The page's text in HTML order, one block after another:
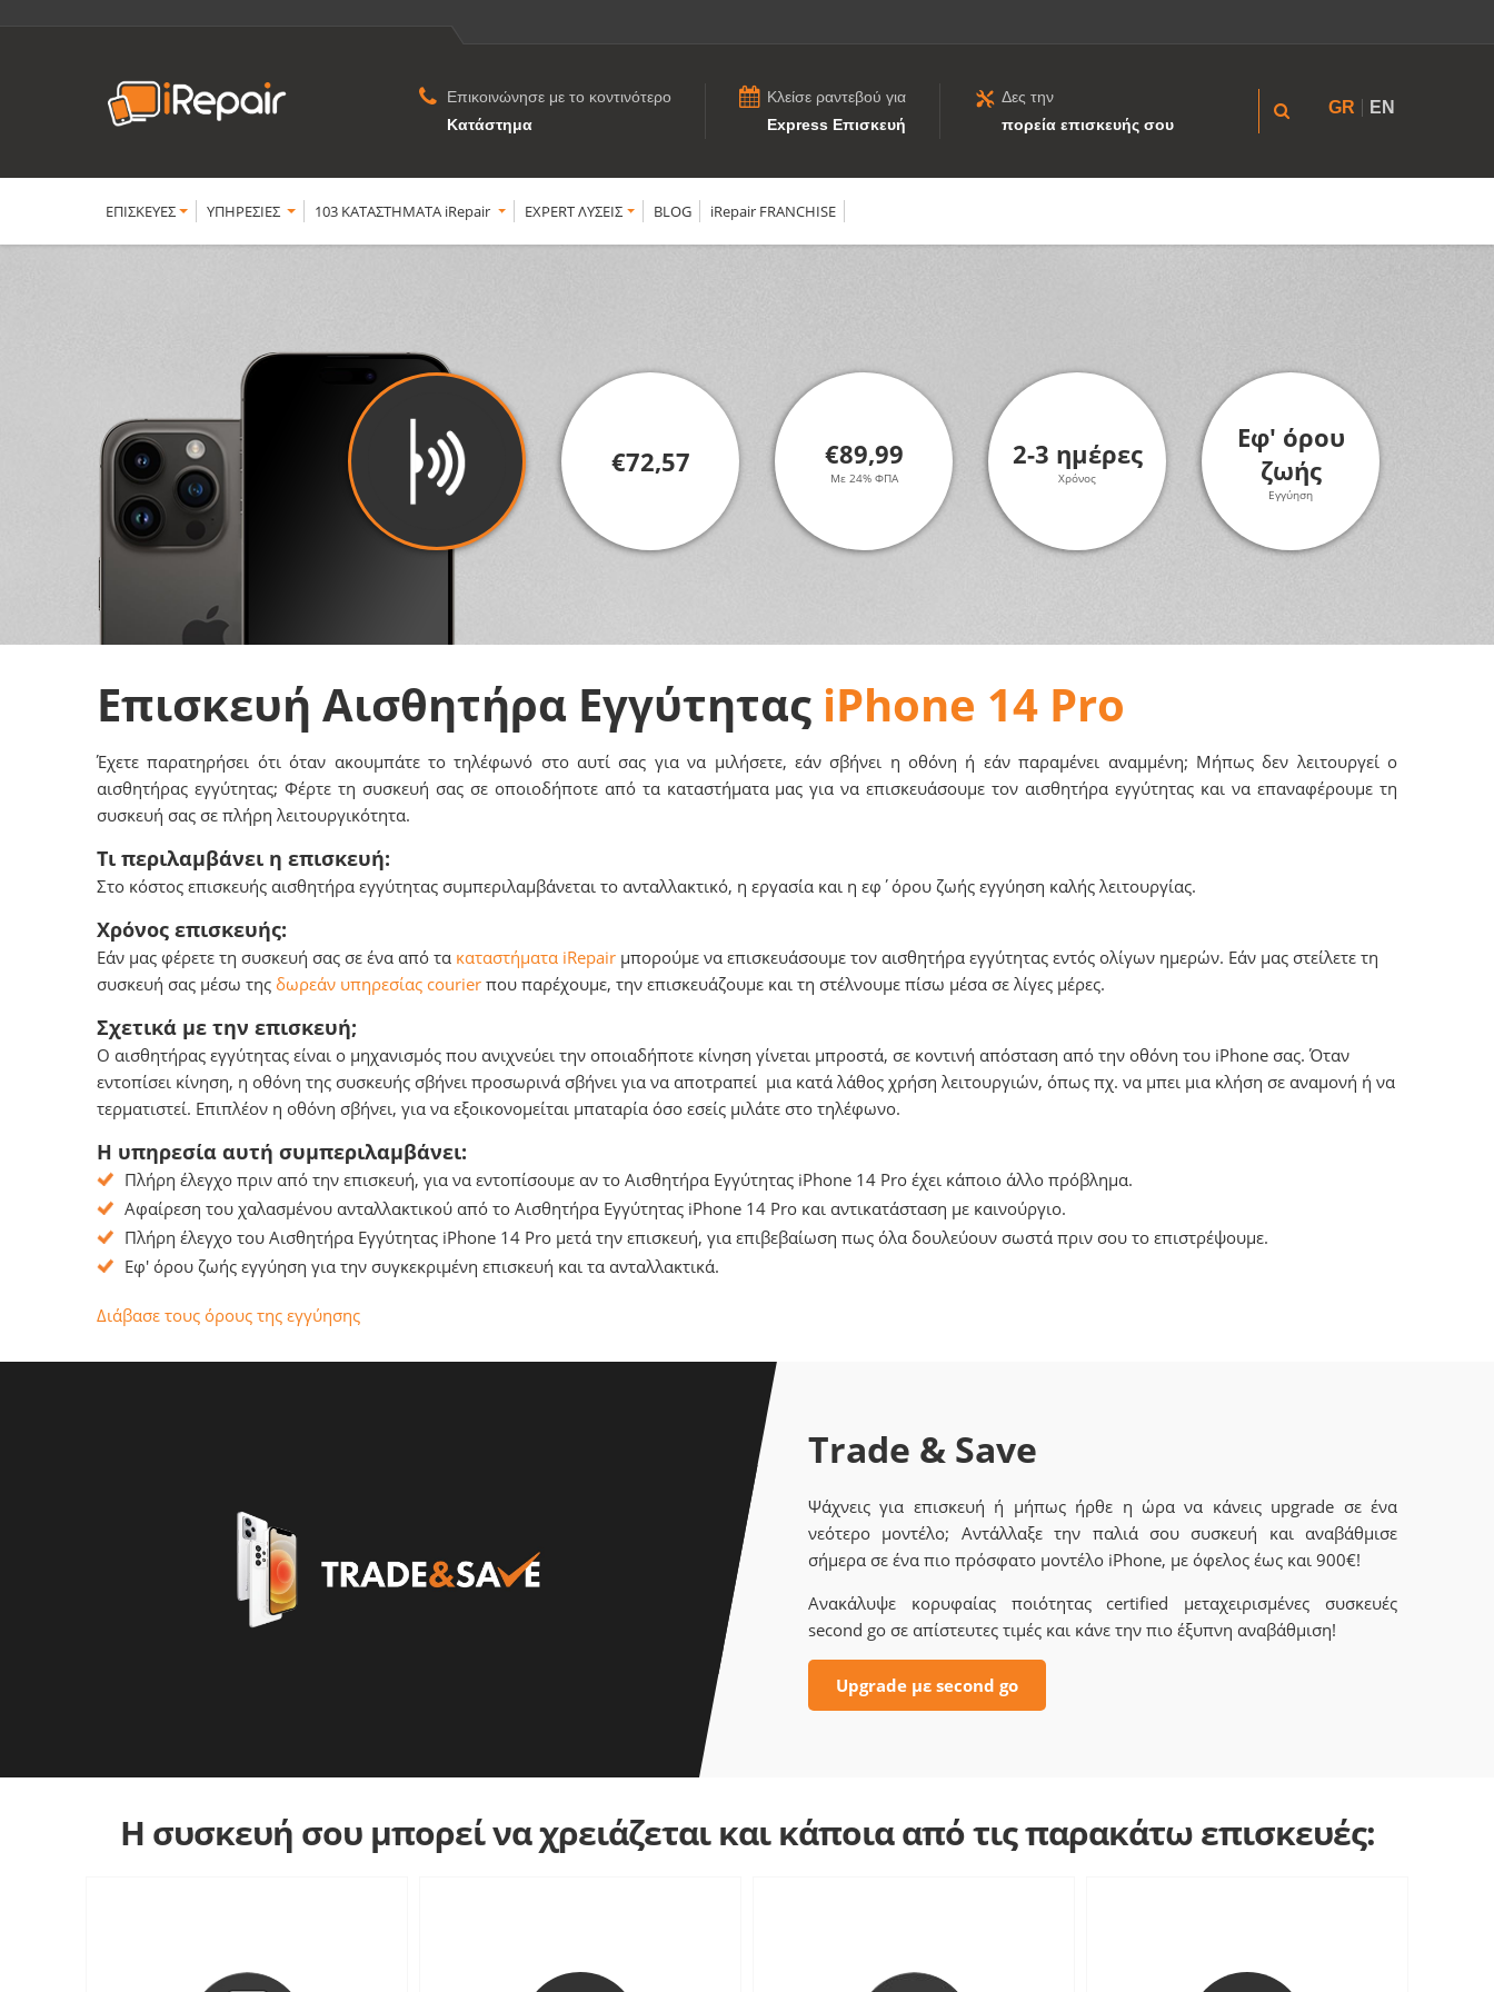
Επικοινώνησε με το κοντινότερο
Κατάστημα
Κλείσε ραντεβού για
Express Επισκευή
Δες την
πορεία επισκευής σου
GR EN
ΕΠΙΣΚΕΥΕΣ YΠΗΡΕΣΙΕΣ 103 ΚΑΤΑΣΤΗΜΑΤΑ iRepair EXPERT ΛΥΣΕΙΣ BLOG iRepair FRANCHISE
€72,57 €89,99
Με 24% ΦΠΑ
2-3 ημέρες
Χρόνος
Εφ' όρου
ζωής
Εγγύηση
Επισκευή Αισθητήρα Εγγύτητας iPhone 14 Pro
Έχετε παρατηρήσει ότι όταν ακουμπάτε το τηλέφωνό στο αυτί σας για να μιλήσετε, εάν σβήνει η οθόνη ή εάν παραμένει αναμμένη; Μήπως δεν λειτουργεί ο
αισθητήρας εγγύτητας; Φέρτε τη συσκευή σας σε οποιοδήποτε από τα καταστήματα μας για να επισκευάσουμε τον αισθητήρα εγγύτητας και να επαναφέρουμε τη
συσκευή σας σε πλήρη λειτουργικότητα.
Τι περιλαμβάνει η επισκευή:
Στο κόστος επισκευής αισθητήρα εγγύτητας συμπεριλαμβάνεται το ανταλλακτικό, η εργασία και η εφ΄όρου ζωής εγγύηση καλής λειτουργίας.
Χρόνος επισκευής:
Εάν μας φέρετε τη συσκευή σας σε ένα από τα καταστήματα iRepair μπορούμε να επισκευάσουμε τον αισθητήρα εγγύτητας εντός ολίγων ημερών. Εάν μας στείλετε τη
συσκευή σας μέσω της δωρεάν υπηρεσίας courier που παρέχουμε, την επισκευάζουμε και τη στέλνουμε πίσω μέσα σε λίγες μέρες.
Σχετικά με την επισκευή;
Ο αισθητήρας εγγύτητας είναι ο μηχανισμός που ανιχνεύει την οποιαδήποτε κίνηση γίνεται μπροστά, σε κοντινή απόσταση από την οθόνη του iPhone σας. Όταν
εντοπίσει κίνηση, η οθόνη της συσκευής σβήνει προσωρινά σβήνει για να αποτραπεί μια κατά λάθος χρήση λειτουργιών, όπως πχ. να μπει μια κλήση σε αναμονή ή να
τερματιστεί. Επιπλέον η οθόνη σβήνει, για να εξοικονομείται μπαταρία όσο εσείς μιλάτε στο τηλέφωνο.
Η υπηρεσία αυτή συμπεριλαμβάνει:
Πλήρη έλεγχο πριν από την επισκευή, για να εντοπίσουμε αν το Αισθητήρα Εγγύτητας iPhone 14 Pro έχει κάποιο άλλο πρόβλημα.
Αφαίρεση του χαλασμένου ανταλλακτικού από το Αισθητήρα Εγγύτητας iPhone 14 Pro και αντικατάσταση με καινούργιο.
Πλήρη έλεγχο του Αισθητήρα Εγγύτητας iPhone 14 Pro μετά την επισκευή, για επιβεβαίωση πως όλα δουλεύουν σωστά πριν σου το επιστρέψουμε.
Εφ' όρου ζωής εγγύηση για την συγκεκριμένη επισκευή και τα ανταλλακτικά.
Διάβασε τους όρους της εγγύησης
Trade & Save
Ψάχνεις για επισκευή ή μήπως ήρθε η ώρα να κάνεις upgrade σε ένα
νεότερο μοντέλο; Αντάλλαξε την παλιά σου συσκευή και αναβάθμισε
σήμερα σε ένα πιο πρόσφατο μοντέλο iPhone, με όφελος έως και 900€!
Ανακάλυψε κορυφαίας ποιότητας certified μεταχειρισμένες συσκευές
second go σε απίστευτες τιμές και κάνε την πιο έξυπνη αναβάθμιση!
Upgrade με second go
Η συσκευή σου μπορεί να χρειάζεται και κάποια από τις παρακάτω επισκευές: